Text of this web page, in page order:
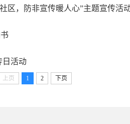
区，防非宣传暖人心”主题宣传活
日活动
上页 1 2 下页